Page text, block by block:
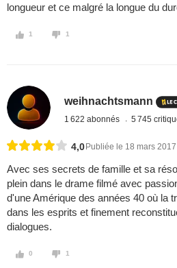
longueur et ce malgré la longue du
1 1
weihnachtsmann
1 622 abonnés 5 745
4,0 Publiée le 18 mars 2017
Avec ses secrets de famille et sa
plein dans le drame filmé avec
d'une Amérique des années 40 où la
dans les esprits et finement
dialogues.
0 1